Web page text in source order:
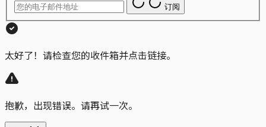
订阅
太好了！请检查您的收件箱并点击链接。
抱歉，出现错误。请再试一次。